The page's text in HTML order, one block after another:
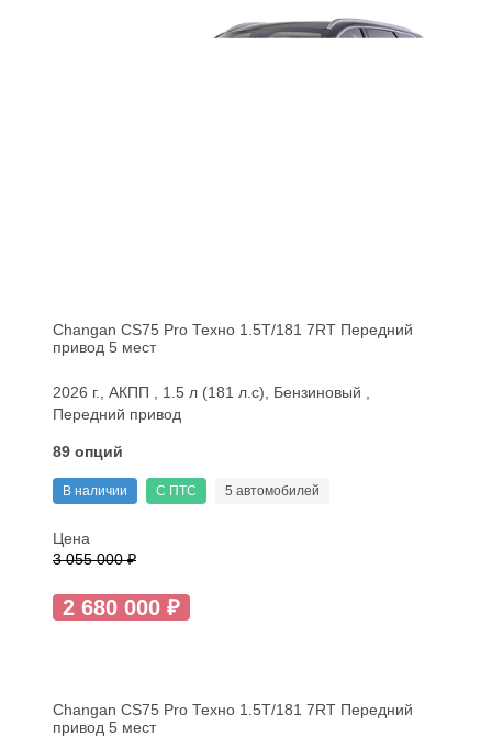
Changan CS75 Pro Техно 1.5T/181 7RT Передний
привод 5 мест
2026 г., АКПП , 1.5 л (181 л.с), Бензиновый ,
Передний привод
89 опций
В наличии С ПТС 5 автомобилей
Цена
3 055 000 ₽
2 680 000 ₽
Changan CS75 Pro Техно 1.5T/181 7RT Передний
привод 5 мест